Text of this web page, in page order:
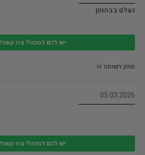
נעלם בבהוטן
יש לכם למכור? צרו קשר!
מחק רשומה זו
05.03.2026
יש לכם למכור? צרו קשר!